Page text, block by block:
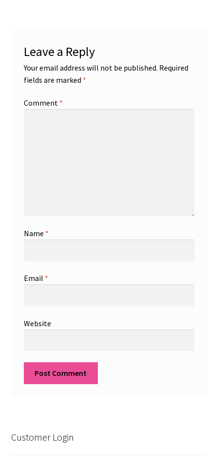
Leave a Reply
Your email address will not be published. Required
fields are marked *
Comment *
Name *
Email *
Website
Customer Login